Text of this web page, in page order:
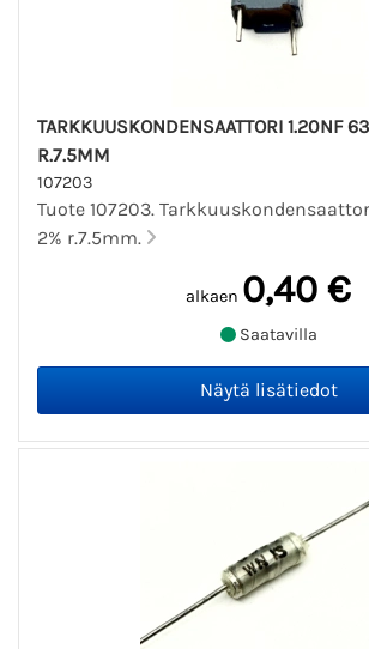
TARKKUUSKONDENSAATTORI 1.20NF
R.7.5MM
107203
Tuote 107203.
2% r.7.5mm.
alkaen 0,40 €
Saatavilla